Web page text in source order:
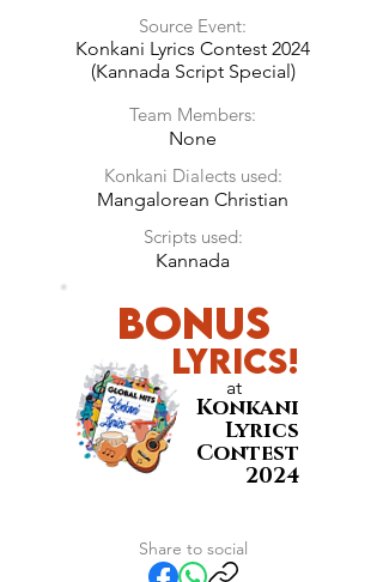
Source Event:
Konkani Lyrics Contest 2024
(Kannada Script Special)
Team Members:
None
Konkani Dialects used:
Mangalorean Christian
Scripts used:
Kannada
BONUS
LyricS!
at
Konkani
Lyrics
Contest
2024
Share to social